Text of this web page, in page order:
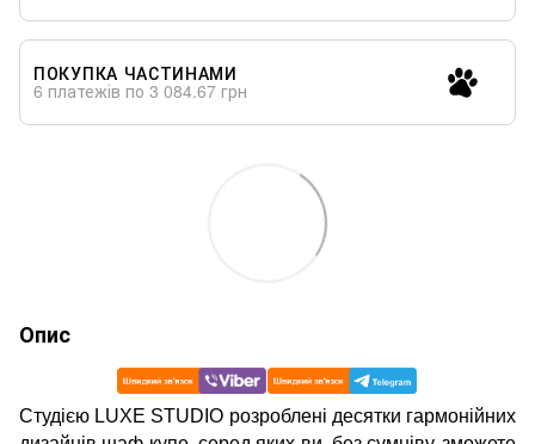
ПОКУПКА ЧАСТИНАМИ
6 платежів по 3 084.67 грн
Опис
Студією LUXE STUDIO розроблені десятки гармонійних